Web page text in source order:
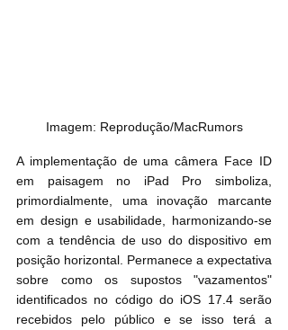
Imagem: Reprodução/MacRumors
A implementação de uma câmera Face ID
em paisagem no iPad Pro simboliza,
primordialmente, uma inovação marcante
em design e usabilidade, harmonizando-se
com a tendência de uso do dispositivo em
posição horizontal. Permanece a expectativa
sobre como os supostos "vazamentos"
identificados no código do iOS 17.4 serão
recebidos pelo público e se isso terá a